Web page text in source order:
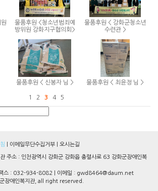
물품후원 <청소년범죄예
방위원 강화지구협의회>
물품후원 < 강화군청소년
수련관 >
물품후원 < 신봉자 님 > 물품후원 < 최윤정 님 >
1 2 3 4 5
이메일무단수집거부 오시는길
주소 : 인천광역시 강화군 강화읍 충렬사로 63 강화군장애인복
스 : 032-934-8082 | 이메일 : gwd8464@daum.net
장애인복지관, all right reserved.